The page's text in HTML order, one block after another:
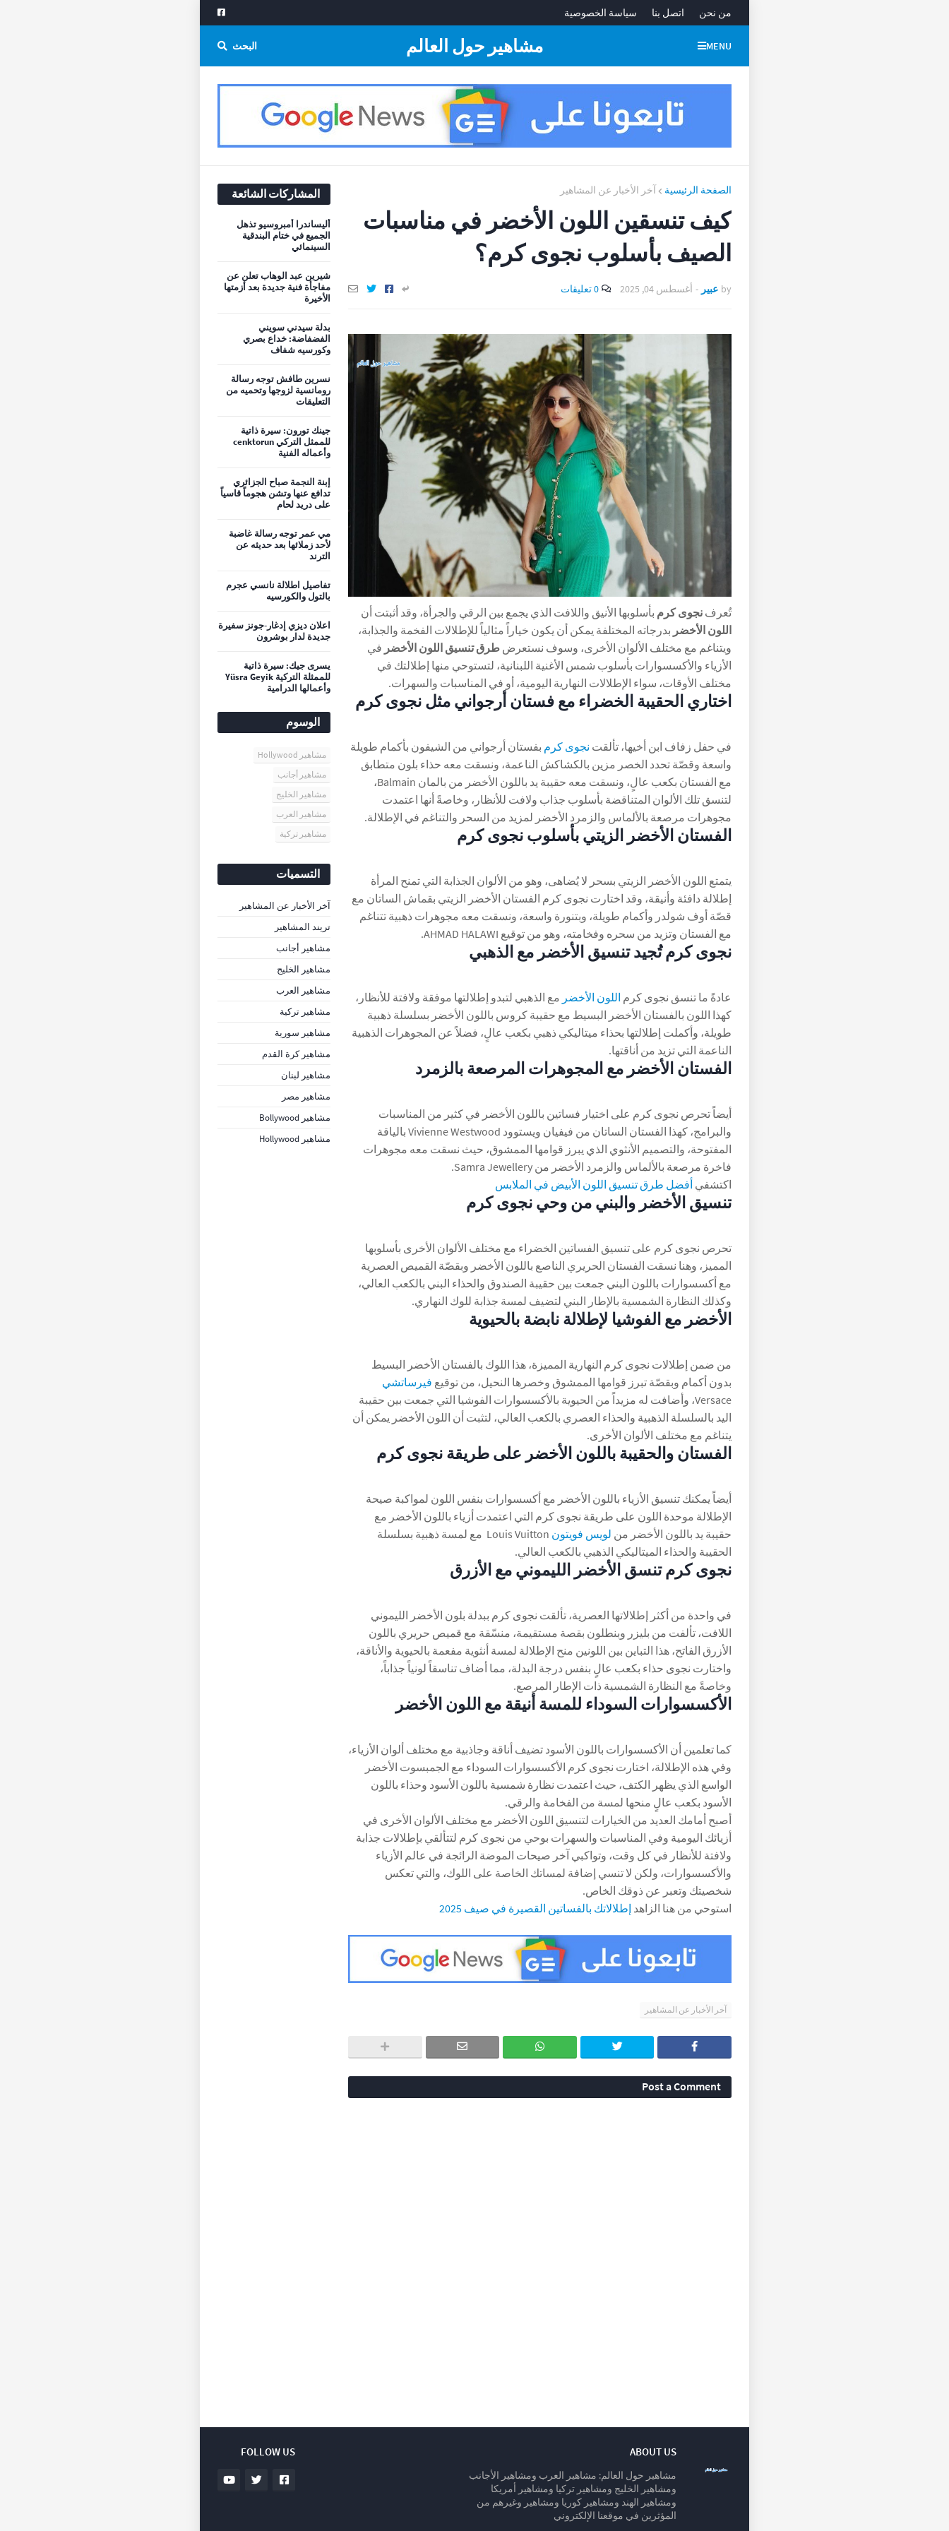
من نحن اتصل بنا سياسة الخصوصية
MENU مشاهير حول العالم البحث
الصفحة الرئيسية آخر الأخبار عن المشاهير
كيف تنسقين اللون الأخضر في مناسبات
الصيف بأسلوب نجوى كرم؟
by عبير - أغسطس 04, 2025 0 تعليقات
تُعرف نجوى كرم بأسلوبها الأنيق واللافت الذي يجمع بين الرقي والجرأة، وقد أثبتت أن
اللون الأخضر بدرجاته المختلفة يمكن أن يكون خياراً مثالياً للإطلالات الفخمة والجذابة،
ويتناغم مع مختلف الألوان الأخرى، وسوف نستعرض طرق تنسيق اللون الأخضر في
الأزياء والأكسسوارات بأسلوب شمس الأغنية اللبنانية، لتستوحي منها إطلالتك في
مختلف الأوقات، سواء الإطلالات النهارية اليومية، أو في المناسبات والسهرات.
اختاري الحقيبة الخضراء مع فستان أرجواني مثل نجوى كرم
في حفل زفاف ابن أخيها، تألقت نجوى كرم بفستان أرجواني من الشيفون بأكمام طويلة
واسعة وقصّة تحدد الخصر مزين بالكشاكش الناعمة، ونسقت معه حذاء بلون متطابق
مع الفستان بكعب عالٍ، ونسقت معه حقيبة يد باللون الأخضر من بالمان Balmain،
لتنسق تلك الألوان المتناقضة بأسلوب جذاب ولافت للأنظار، وخاصةً أنها اعتمدت
مجوهرات مرصعة بالألماس والزمرد الأخضر لمزيد من السحر والتناغم في الإطلالة.
الفستان الأخضر الزيتي بأسلوب نجوى كرم
يتمتع اللون الأخضر الزيتي بسحر لا يُضاهى، وهو من الألوان الجذابة التي تمنح المرأة
إطلالة دافئة وأنيقة، وقد اختارت نجوى كرم الفستان الأخضر الزيتي بقماش الساتان مع
قصّة أوف شولدر وأكمام طويلة، وبتنورة واسعة، ونسقت معه مجوهرات ذهبية تتناغم
مع الفستان وتزيد من سحره وفخامته، وهو من توقيع AHMAD HALAWI.
نجوى كرم تُجيد تنسيق الأخضر مع الذهبي
عادةً ما تنسق نجوى كرم اللون الأخضر مع الذهبي لتبدو إطلالتها موفقة ولافتة للأنظار،
كهذا اللون بالفستان الأخضر البسيط مع حقيبة كروس باللون الأخضر بسلسلة ذهبية
طويلة، وأكملت إطلالتها بحذاء ميتاليكي ذهبي بكعب عالٍ، فضلاً عن المجوهرات الذهبية
الناعمة التي تزيد من أناقتها.
الفستان الأخضر مع المجوهرات المرصعة بالزمرد
أيضاً تحرص نجوى كرم على اختيار فساتين باللون الأخضر في كثير من المناسبات
والبرامج، كهذا الفستان الساتان من فيفيان ويستوود Vivienne Westwood بالياقة
المفتوحة، والتصميم الأنثوي الذي يبرز قوامها الممشوق، حيث نسقت معه مجوهرات
فاخرة مرصعة بالألماس والزمرد الأخضر من Samra Jewellery.
اكتشفي أفضل طرق تنسيق اللون الأبيض في الملابس
تنسيق الأخضر والبني من وحي نجوى كرم
تحرص نجوى كرم على تنسيق الفساتين الخضراء مع مختلف الألوان الأخرى بأسلوبها
المميز، وهنا نسقت الفستان الحريري الناصع باللون الأخضر وبقصّة القميص العصرية
مع أكسسوارات باللون البني جمعت بين حقيبة الصندوق والحذاء البني بالكعب العالي،
وكذلك النظارة الشمسية بالإطار البني لتضيف لمسة جذابة للوك النهاري.
الأخضر مع الفوشيا لإطلالة نابضة بالحيوية
من ضمن إطلالات نجوى كرم النهارية المميزة، هذا اللوك بالفستان الأخضر البسيط
بدون أكمام وبقصّة تبرز قوامها الممشوق وخصرها النحيل، من توقيع فيرساتشي
Versace، وأضافت له مزيداً من الحيوية بالأكسسوارات الفوشيا التي جمعت بين حقيبة
اليد بالسلسلة الذهبية والحذاء العصري بالكعب العالي، لتثبت أن اللون الأخضر يمكن أن
يتناغم مع مختلف الألوان الأخرى.
الفستان والحقيبة باللون الأخضر على طريقة نجوى كرم
أيضاً يمكنك تنسيق الأزياء باللون الأخضر مع أكسسوارات بنفس اللون لمواكبة صيحة
الإطلالة موحدة اللون على طريقة نجوى كرم التي اعتمدت أزياء باللون الأخضر مع
حقيبة يد باللون الأخضر من لويس فويتون
Louis Vuitton مع لمسة ذهبية بسلسلة
الحقيبة والحذاء الميتاليكي الذهبي بالكعب العالي.
نجوى كرم تنسق الأخضر الليموني مع الأزرق
في واحدة من أكثر إطلالاتها العصرية، تألقت نجوى كرم ببدلة بلون الأخضر الليموني
اللافت، تألفت من بليزر وبنطلون بقصة مستقيمة، منسّقة مع قميص حريري باللون
الأزرق الفاتح، هذا التباين بين اللونين منح الإطلالة لمسة أنثوية مفعمة بالحيوية والأناقة،
واختارت نجوى حذاء بكعب عالٍ بنفس درجة البدلة، مما أضاف تناسقاً لونياً جذاباً،
وخاصةً مع النظارة الشمسية ذات الإطار المرصع.
الأكسسوارات السوداء للمسة أنيقة مع اللون الأخضر
كما تعلمين أن الأكسسوارات باللون الأسود تضيف أناقة وجاذبية مع مختلف ألوان الأزياء،
وفي هذه الإطلالة، اختارت نجوى كرم الأكسسوارات السوداء مع الجمبسوت الأخضر
الواسع الذي يظهر الكتف، حيث اعتمدت نظارة شمسية باللون الأسود وحذاء باللون
الأسود بكعب عالٍ منحها لمسة من الفخامة والرقي.
أصبح أمامك العديد من الخيارات لتنسيق اللون الأخضر مع مختلف الألوان الأخرى في
أزيائك اليومية وفي المناسبات والسهرات بوحي من نجوى كرم لتتألقي بإطلالات جذابة
ولافتة للأنظار في كل وقت، وتواكبي آخر صيحات الموضة الرائجة في عالم الأزياء
والأكسسوارات، ولكن لا تنسي إضافة لمساتك الخاصة على اللوك، والتي تعكس
شخصيتك وتعبر عن ذوقك الخاص.
استوحي من هنا الزاهد إطلالاتك بالفساتين القصيرة في صيف 2025
آخر الأخبار عن المشاهير
Post a Comment
المشاركات الشائعة
أليساندرا أمبروسيو تذهل
الجميع في ختام البندقية
السينمائي
شيرين عبد الوهاب تعلن عن
مفاجأة فنية جديدة بعد أزمتها
الأخيرة
بدلة سيدني سويني
الفضفاضة: خداع بصري
وكورسيه شفاف
نسرين طافش توجه رسالة
رومانسية لزوجها وتحميه من
التعليقات
جينك تورون: سيرة ذاتية
للممثل التركي cenktorun
وأعماله الفنية
إبنة النجمة صباح الجزائري
تدافع عنها وتشن هجوماً قاسياً
على دريد لحام
مي عمر توجه رسالة غاضبة
لأحد زملائها بعد حديثه عن
الترند
تفاصيل اطلالة نانسي عجرم
بالتول والكورسيه
اعلان ديزي إدغار-جونز سفيرة
جديدة لدار بوشرون
يسرى جيك: سيرة ذاتية
للممثلة التركية Yüsra Geyik
وأعمالها الدرامية
الوسوم
مشاهير Hollywood
مشاهير أجانب
مشاهير الخليج
مشاهير العرب
مشاهير تركية
التسميات
آخر الأخبار عن المشاهير
تريند المشاهير
مشاهير أجانب
مشاهير الخليج
مشاهير العرب
مشاهير تركية
مشاهير سورية
مشاهير كرة القدم
مشاهير لبنان
مشاهير مصر
مشاهير Bollywood
مشاهير Hollywood
ABOUT US
مشاهير حول العالم: مشاهير العرب ومشاهير الأجانب
ومشاهير الخليج ومشاهير تركيا ومشاهير أمريكا
ومشاهير الهند ومشاهير كوريا ومشاهير وغيرهم من
المؤثرين في موقعنا الإلكتروني
FOLLOW US